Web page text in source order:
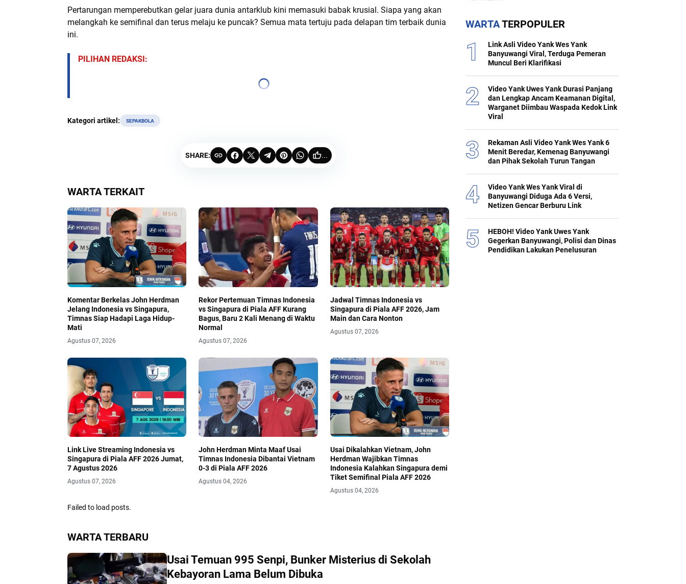
Pertarungan memperebutkan gelar juara dunia antarklub kini memasuki babak krusial. Siapa yang akan
melangkah ke semifinal dan terus melaju ke puncak? Semua mata tertuju pada delapan tim terbaik dunia
ini.
PILIHAN REDAKSI:
Kategori artikel: SEPAKBOLA
SHARE: ...
WARTA TERKAIT
Komentar Berkelas John Herdman
Jelang Indonesia vs Singapura,
Timnas Siap Hadapi Laga Hidup-
Mati
Agustus 07, 2026
Rekor Pertemuan Timnas Indonesia
vs Singapura di Piala AFF Kurang
Bagus, Baru 2 Kali Menang di Waktu
Normal
Agustus 07, 2026
Jadwal Timnas Indonesia vs
Singapura di Piala AFF 2026, Jam
Main dan Cara Nonton
Agustus 07, 2026
Link Live Streaming Indonesia vs
Singapura di Piala AFF 2026 Jumat,
7 Agustus 2026
Agustus 07, 2026
John Herdman Minta Maaf Usai
Timnas Indonesia Dibantai Vietnam
0-3 di Piala AFF 2026
Agustus 04, 2026
Usai Dikalahkan Vietnam, John
Herdman Wajibkan Timnas
Indonesia Kalahkan Singapura demi
Tiket Semifinal Piala AFF 2026
Agustus 04, 2026
Failed to load posts.
WARTA TERBARU
Usai Temuan 995 Senpi, Bunker Misterius di Sekolah
Kebayoran Lama Belum Dibuka
WARTATERPOPULER
Link Asli Video Yank Wes Yank
Banyuwangi Viral, Terduga Pemeran
Muncul Beri Klarifikasi
Video Yank Uwes Yank Durasi Panjang
dan Lengkap Ancam Keamanan Digital,
Warganet Diimbau Waspada Kedok Link
Viral
Rekaman Asli Video Yank Wes Yank 6
Menit Beredar, Kemenag Banyuwangi
dan Pihak Sekolah Turun Tangan
Video Yank Wes Yank Viral di
Banyuwangi Diduga Ada 6 Versi,
Netizen Gencar Berburu Link
HEBOH! Video Yank Uwes Yank
Gegerkan Banyuwangi, Polisi dan Dinas
Pendidikan Lakukan Penelusuran